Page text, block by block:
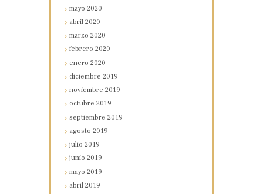
mayo2020
abril2020
marzo2020
febrero2020
enero2020
diciembre2019
noviembre2019
octubre2019
septiembre2019
agosto2019
julio2019
junio2019
mayo2019
abril2019